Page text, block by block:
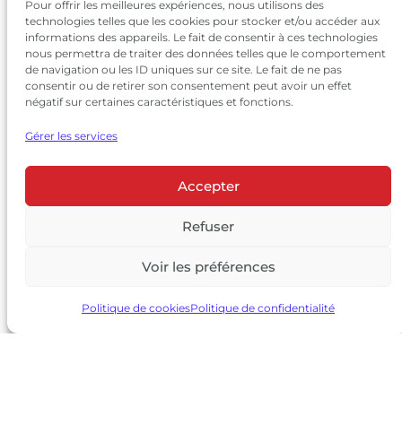
Pour offrir les meilleures expériences, nous utilisons des
technologies telles que les cookies pour stocker et/ou accéder aux
informations des appareils. Le fait de consentir à ces technologies
nous permettra de traiter des données telles que le comportement
de navigation ou les ID uniques sur ce site. Le fait de ne pas
consentir ou de retirer son consentement peut avoir un effet
négatif sur certaines caractéristiques et fonctions.
Gérer les services
Accepter
Refuser
Voir les préférences
Politique de cookiesPolitique de confidentialité
© 2026 Château Larrivet Haut-Brion |
Mentions légales|Politique de confidentialité
|CGV
L’ABUS D’ALCOOL EST DANGEREUX POUR LA SANTÉ, À